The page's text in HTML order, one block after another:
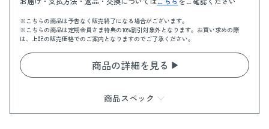
※こちらの商品は予告なく販売終了になる場合がございます。
※こちらの商品は定期会員さま特典の10%割引対象外となります。お買い求めの際
は、上記の販売価格でのご案内となりますのでご了承ください。
商品の詳細を見る
商品スペック